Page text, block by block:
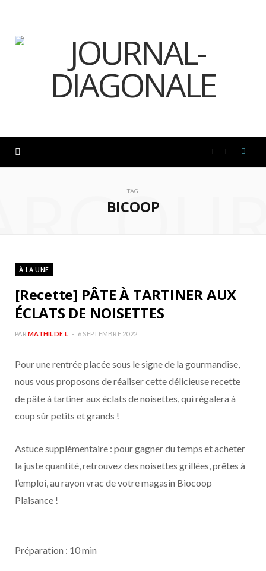
o
k
g
a
m
TAG
BICOOP
À LA UNE
[Recette] PÂTE À TARTINER AUX
ÉCLATS DE NOISETTES
PAR MATHILDE L 6 SEPTEMBRE 2022
Pour une rentrée placée sous le signe de la gourmandise,
nous vous proposons de réaliser cette délicieuse recette
de pâte à tartiner aux éclats de noisettes, qui régalera à
coup sûr petits et grands !
Astuce supplémentaire : pour gagner du temps et acheter
la juste quantité, retrouvez des noisettes grillées, prêtes à
l’emploi, au rayon vrac de votre magasin Biocoop
Plaisance !
Préparation : 10 min